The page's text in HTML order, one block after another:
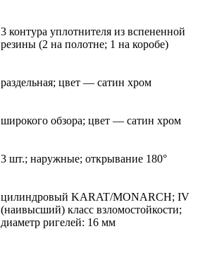
3 контура уплотнителя из вспененной
резины (2 на полотне; 1 на коробе)
раздельная; цвет — сатин хром
широкого обзора; цвет — сатин хром
3 шт.; наружные; открывание 180°
цилиндровый KARAT/MONARCH; IV
(наивысший) класс взломостойкости;
диаметр ригелей: 16 мм